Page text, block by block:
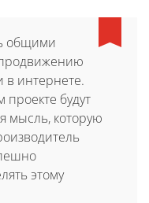
общими
в интернете.
будут
мысль, которую
этому